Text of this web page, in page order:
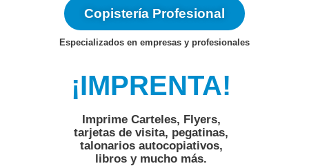
Copistería Profesional
Especializados en empresas y profesionales
¡IMPRENTA!
Imprime Carteles, Flyers,
tarjetas de visita, pegatinas,
talonarios autocopiativos,
libros y mucho más.